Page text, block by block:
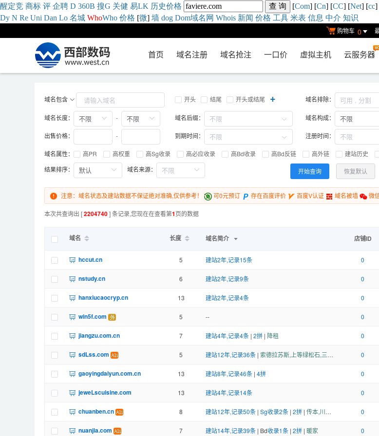
醒定竞 商标 评 企聘 D 360B 搜G 关健 易LK 历史价格 [Com] [Cn] [CC] [Net] [cc]
Dy N Re Uni Dan Lo 名城 WhoWho 价格 [微] 墙 dog Dom域名网 Whois 新闻 价格 工具 米表 信息 中介 知识